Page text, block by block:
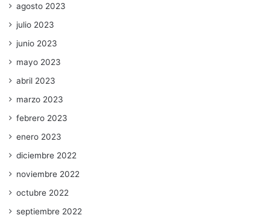
agosto 2023
julio 2023
junio 2023
mayo 2023
abril 2023
marzo 2023
febrero 2023
enero 2023
diciembre 2022
noviembre 2022
octubre 2022
septiembre 2022